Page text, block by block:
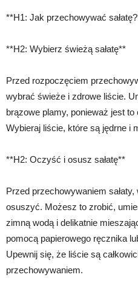
**H1: Jak przechowywać
**H2: Wybierz świeżą sałatę**
Przed rozpoczęciem
wybrać świeże i zdrowe liście.
brązowe plamy, ponieważ jest
Wybieraj liście, które są jędrne i
**H2: Oczyść i osusz sałatę**
Przed przechowywaniem
osuszyć. Możesz to zrobić,
zimną wodą i delikatnie
pomocą papierowego ręcznika
Upewnij się, że liście są
przechowywaniem.